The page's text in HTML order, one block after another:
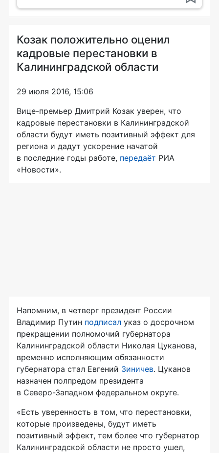
Козак положительно оценил
кадровые перестановки в
Калининградской области
29 июля 2016, 15:06
Вице-премьер Дмитрий Козак уверен, что
кадровые перестановки в Калининградской
области будут иметь позитивный эффект для
региона и дадут ускорение начатой
в последние годы работе, передаёт РИА
«Новости».
Напомним, в четверг президент России
Владимир Путин подписал указ о досрочном
прекращении полномочий губернатора
Калининградской области Николая Цуканова,
временно исполняющим обязанности
губернатора стал Евгений Зиничев. Цуканов
назначен полпредом президента
в Северо-Западном федеральном округе.
«Есть уверенность в том, что перестановки,
которые произведены, будут иметь
позитивный эффект, тем более что губернатор
Калининградской области не просто ушел,